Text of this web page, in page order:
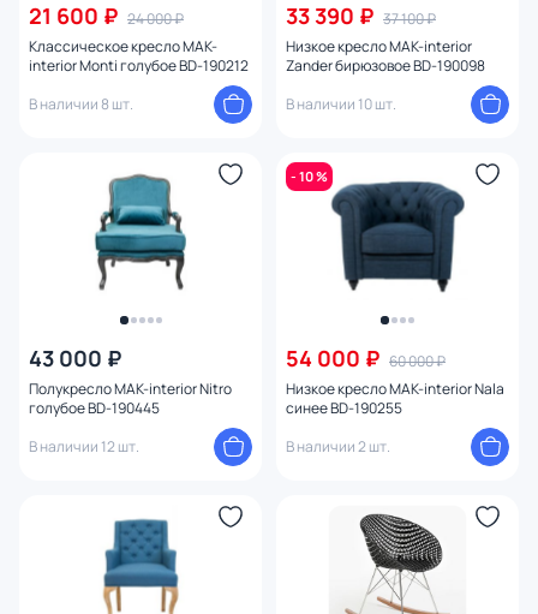
21 600 ₽ 24 000 ₽
Классическое кресло MAK-
interior Monti голубое BD-190212
В наличии 8 шт.
33 390 ₽ 37 100 ₽
Низкое кресло MAK-interior
Zander бирюзовое BD-190098
В наличии 10 шт.
43 000 ₽
Полукресло MAK-interior Nitro
голубое BD-190445
В наличии 12 шт.
- 10 %
54 000 ₽ 60 000 ₽
Низкое кресло MAK-interior Nala
синее BD-190255
В наличии 2 шт.